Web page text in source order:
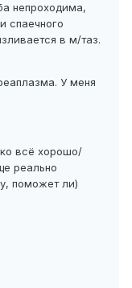
непроходима,
спаечного
в м/таз.
У меня
всё хорошо/
реально
поможет ли)